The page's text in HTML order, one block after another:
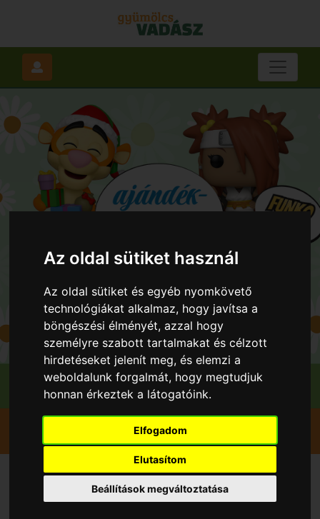
Az oldal sütiket használ
Az oldal sütiket és egyéb nyomkövető
technológiákat alkalmaz, hogy javítsa a
böngészési élményét, azzal hogy
személyre szabott tartalmakat és célzott
hirdetéseket jelenít meg, és elemzi a
weboldalunk forgalmát, hogy megtudjuk
honnan érkeztek a látogatóink.
Elfogadom
Elutasítom
Beállítások megváltoztatása
Szedd magad
Polgár Kertészet
Szedd és/vagy vedd magad